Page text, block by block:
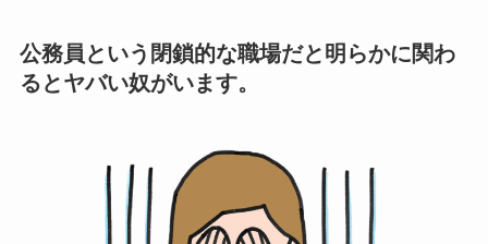
公務員という閉鎖的な職場だと明らかに関わ
るとヤバい奴がいます。